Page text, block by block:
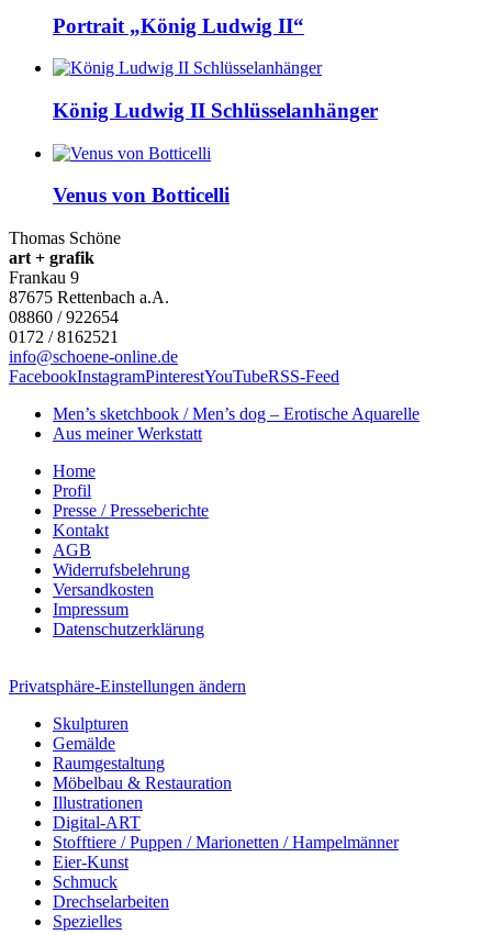
Portrait „König Ludwig II“
König Ludwig II Schlüsselanhänger
Venus von Botticelli
Thomas Schöne
art + grafik
Frankau 9
87675 Rettenbach a.A.
08860 / 922654
0172 / 8162521
info@schoene-online.de
FacebookInstagramPinterestYouTubeRSS-Feed
Men’s sketchbook / Men’s dog – Erotische Aquarelle
Aus meiner Werkstatt
Home
Profil
Presse / Presseberichte
Kontakt
AGB
Widerrufsbelehrung
Versandkosten
Impressum
Datenschutzerklärung
Privatsphäre-Einstellungen ändern
Skulpturen
Gemälde
Raumgestaltung
Möbelbau & Restauration
Illustrationen
Digital-ART
Stofftiere / Puppen / Marionetten / Hampelmänner
Eier-Kunst
Schmuck
Drechselarbeiten
Spezielles